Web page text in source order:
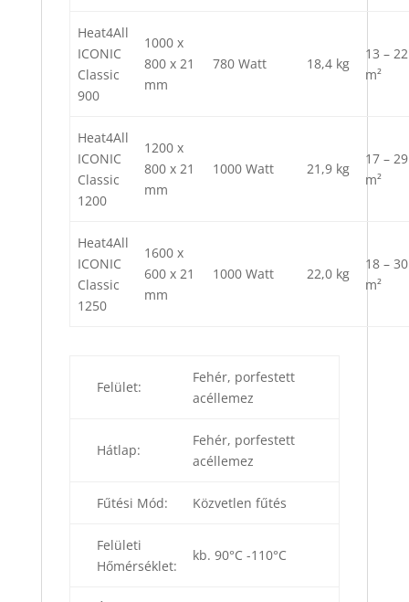
Heat4All
ICONIC
Classic
900
1000 x
800 x 21
mm
780 Watt 18,4 kg
13 – 22
m²
Heat4All
ICONIC
Classic
1200
1200 x
800 x 21
mm
1000 Watt 21,9 kg
17 – 29
m²
Heat4All
ICONIC
Classic
1250
1600 x
600 x 21
mm
1000 Watt 22,0 kg
18 – 30
m²
Felület:
Fehér, porfestett
acéllemez
Hátlap:
Fehér, porfestett
acéllemez
Fűtési Mód: Közvetlen fűtés
Felületi
Hőmérséklet:
kb. 90°C -110°C